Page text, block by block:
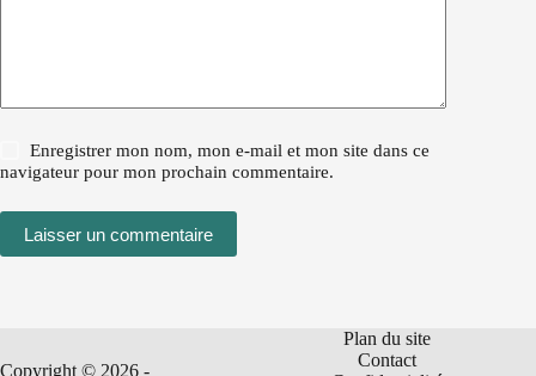
Enregistrer mon nom, mon e-mail et mon site dans ce
navigateur pour mon prochain commentaire.
Laisser un commentaire
Copyright © 2026 -
Plan du site
Contact